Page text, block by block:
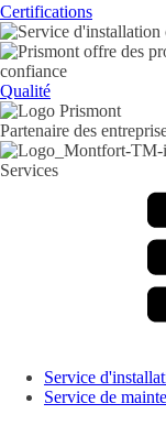
Certifications
Qualité
Partenaire des
Services
Service
Service de